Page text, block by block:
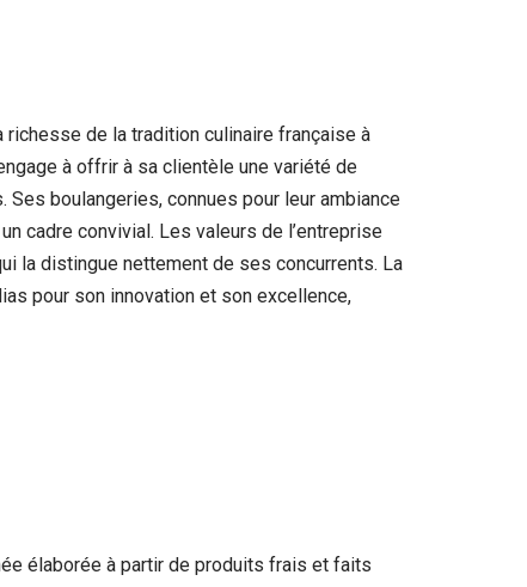
de la tradition culinaire française à
à offrir à sa clientèle une variété de
boulangeries, connues pour leur ambiance
cadre convivial. Les valeurs de l’entreprise
la distingue nettement de ses concurrents. La
pour son innovation et son excellence,
élaborée à partir de produits frais et faits